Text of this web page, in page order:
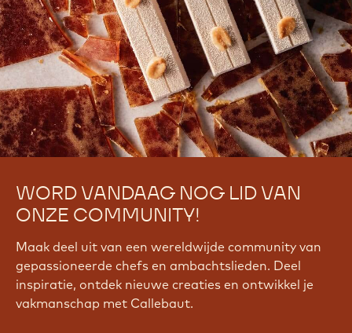
&
c
c
_
l
a
n
g
_
r
e
f
n
l
WORD VANDAAG NOG LID VAN
ONZE COMMUNITY!
Maak deel uit van een wereldwijde community van
gepassioneerde chefs en ambachtslieden. Deel
inspiratie, ontdek nieuwe creaties en ontwikkel je
vakmanschap met Callebaut.